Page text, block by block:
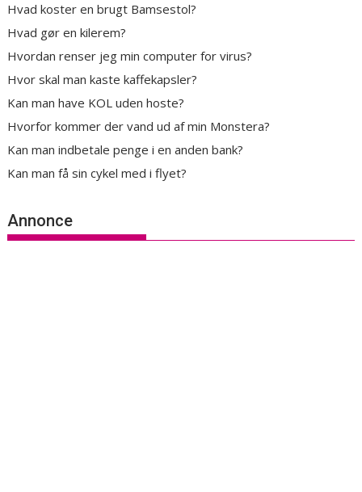
Hvad koster en brugt Bamsestol?
Hvad gør en kilerem?
Hvordan renser jeg min computer for virus?
Hvor skal man kaste kaffekapsler?
Kan man have KOL uden hoste?
Hvorfor kommer der vand ud af min Monstera?
Kan man indbetale penge i en anden bank?
Kan man få sin cykel med i flyet?
Annonce